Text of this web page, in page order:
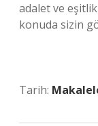
adalet ve
konuda sizin
Tarih: